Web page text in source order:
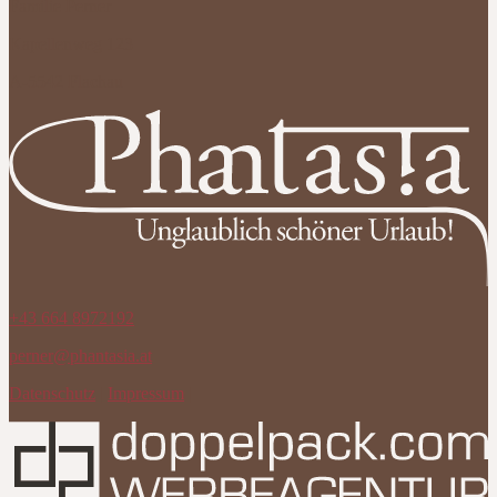
+43 664 8972192
perner@phantasia.at
Datenschutz
Impressum